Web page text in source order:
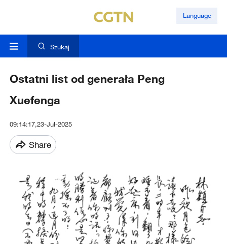
Language
Szukaj
Ostatni list od generała Peng
Xuefenga
09:14:17,23-Jul-2025
Share